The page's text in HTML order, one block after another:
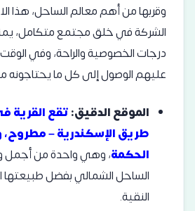
وقربها من أهم معالم الساحل، هذا
الشركة في خلق مجتمع متكامل،
درجات الخصوصية والراحة، وفي
عليهم الوصول إلى كل ما يحتاجونه
الموقع الدقيق:
طريق الإسكندرية –
الحكمة، وهي واحدة من أجمل
الساحل الشمالي بفضل طبيعتها
النقية.